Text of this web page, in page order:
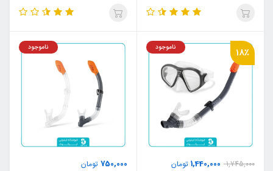
18٪
1,745,000
1,440,000 تومان
ناموجود
750,000 تومان
ناموجود